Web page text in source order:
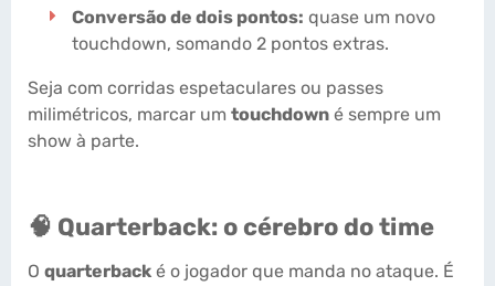
Conversão de dois pontos: quase um novo
touchdown, somando 2 pontos extras.
Seja com corridas espetaculares ou passes
milimétricos, marcar um touchdown é sempre um
show à parte.
🧠 Quarterback: o cérebro do time
O quarterback é o jogador que manda no ataque. É